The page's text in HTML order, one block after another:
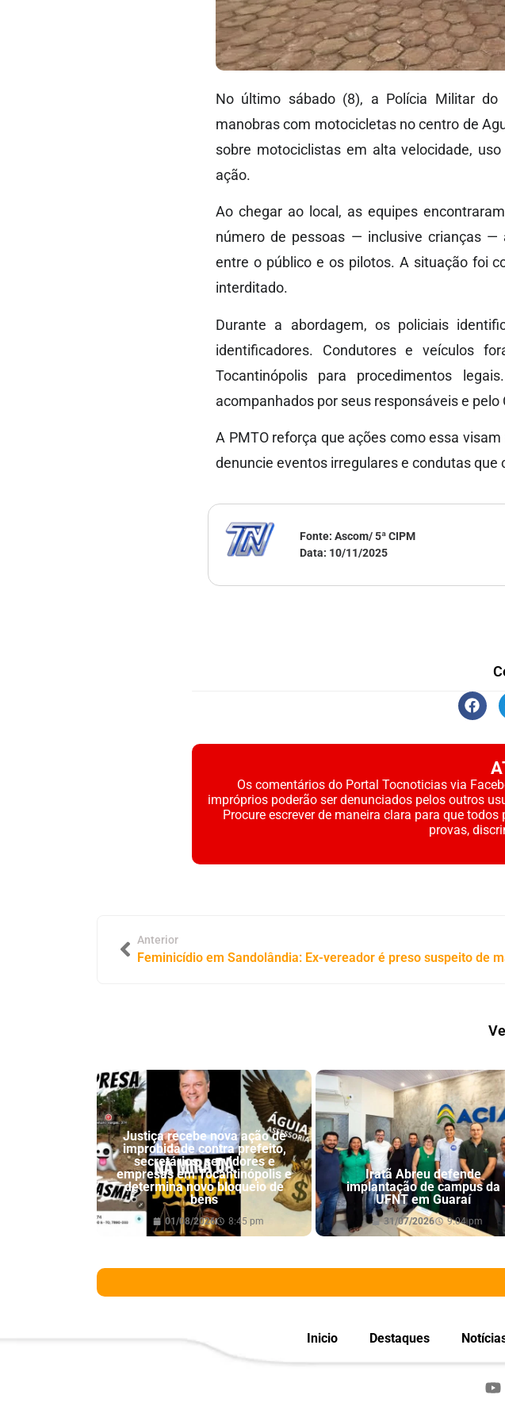
No último sábado (8), a Polícia Militar do
manobras com motocicletas no centro de
sobre motociclistas em alta velocidade,
ação.
Ao chegar ao local, as equipes
número de pessoas — inclusive crianças —
entre o público e os pilotos. A situação foi
interditado.
Durante a abordagem, os policiais
identificadores. Condutores e veículos
Tocantinópolis para procedimentos
acompanhados por seus responsáveis e
A PMTO reforça que ações como essa
denuncie eventos irregulares e condutas que
Fonte: Ascom/ 5ª CIPM
Data: 10/11/2025
Os comentários do Portal Tocnoticias via
impróprios poderão ser denunciados pelos outros
Procure escrever de maneira clara para que
provas,
Anterior
Justiça recebe nova ação de
improbidade contra prefeito,
secretários, servidores e
empresas em Tocantinópolis e
determina novo bloqueio de
bens
01/08/2026 8:45 pm
Iratã Abreu defende
implantação de campus da
UFNT em Guaraí
31/07/2026 9:04 pm
Inicio Destaques